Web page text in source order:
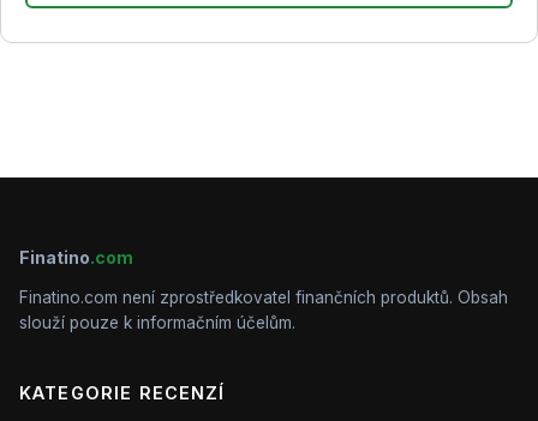
Finatino.com
Finatino.com není zprostředkovatel finančních produktů. Obsah
slouží pouze k informačním účelům.
KATEGORIE RECENZÍ